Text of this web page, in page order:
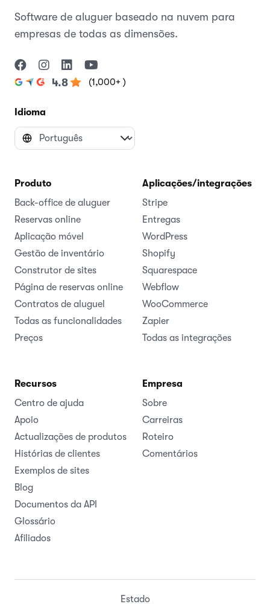
Software de aluguer baseado na nuvem para
empresas de todas as dimensões.
4.8 (1,000+ )
Idioma
Produto
Back-office de aluguer
Reservas online
Aplicação móvel
Gestão de inventário
Construtor de sites
Página de reservas online
Contratos de aluguel
Todas as funcionalidades
Preços
Aplicações/integrações
Stripe
Entregas
WordPress
Shopify
Squarespace
Webflow
WooCommerce
Zapier
Todas as integrações
Recursos
Centro de ajuda
Apoio
Actualizações de produtos
Histórias de clientes
Exemplos de sites
Blog
Documentos da API
Glossário
Afiliados
Empresa
Sobre
Carreiras
Roteiro
Comentários
Estado